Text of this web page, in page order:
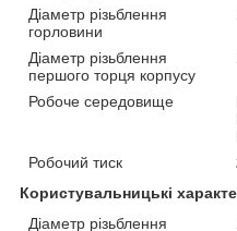
Діаметр різьблення
горловини
Діаметр різьблення
першого торця корпусу
Робоче середовище
Робочий тиск
Користувальницькі
Діаметр різьблення